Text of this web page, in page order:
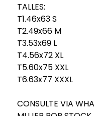
TALLES:
T1.46x63 S
T2.49x66 M
T3.53x69 L
T4.56x72 XL
T5.60x75 XXL
T6.63x77 XXXL
CONSULTE VIA